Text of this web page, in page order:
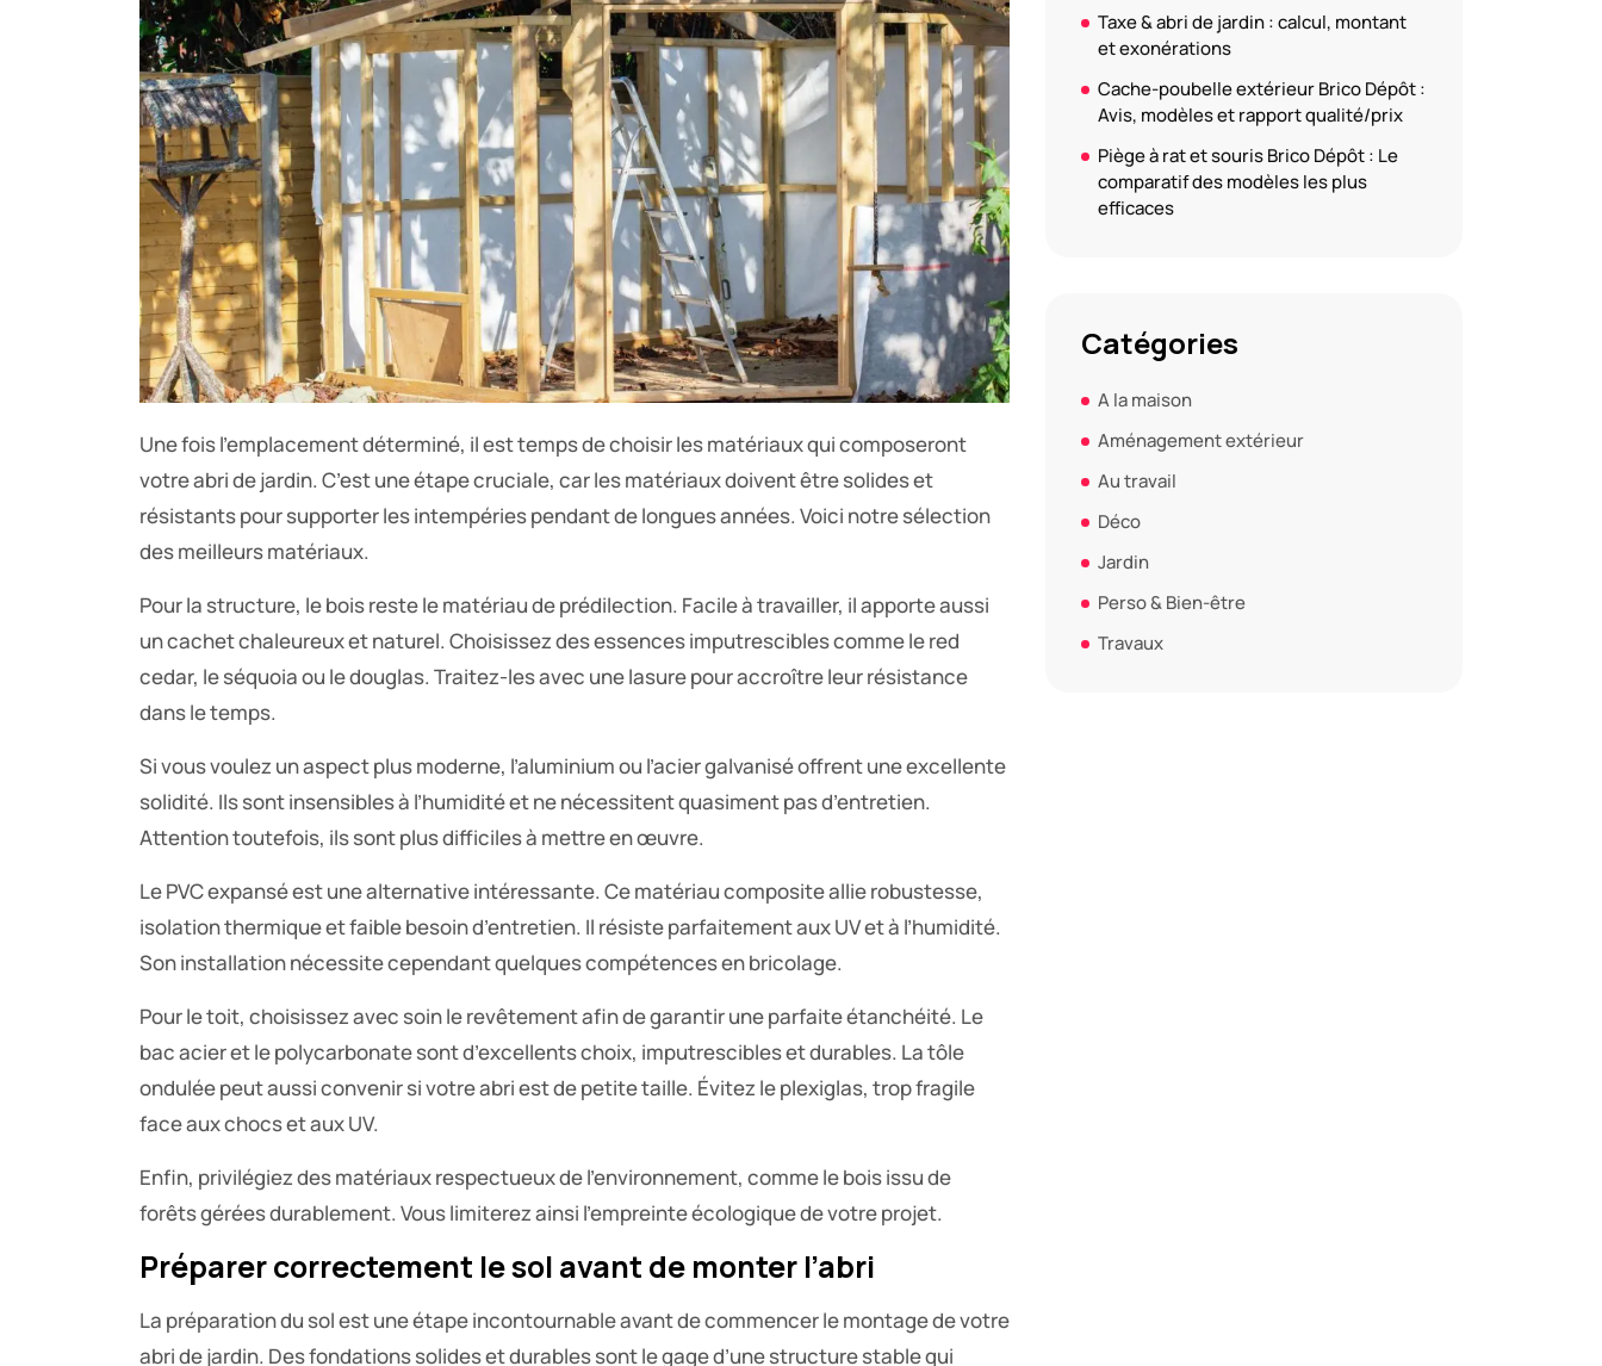
Une fois l’emplacement déterminé, il est temps de choisir les matériaux qui composeront
votre abri de jardin. C’est une étape cruciale, car les matériaux doivent être solides et
résistants pour supporter les intempéries pendant de longues années. Voici notre sélection
des meilleurs matériaux.
Pour la structure, le bois reste le matériau de prédilection. Facile à travailler, il apporte aussi
un cachet chaleureux et naturel. Choisissez des essences imputrescibles comme le red
cedar, le séquoia ou le douglas. Traitez-les avec une lasure pour accroître leur résistance
dans le temps.
Si vous voulez un aspect plus moderne, l’aluminium ou l’acier galvanisé offrent une excellente
solidité. Ils sont insensibles à l’humidité et ne nécessitent quasiment pas d’entretien.
Attention toutefois, ils sont plus difficiles à mettre en œuvre.
Le PVC expansé est une alternative intéressante. Ce matériau composite allie robustesse,
isolation thermique et faible besoin d’entretien. Il résiste parfaitement aux UV et à l’humidité.
Son installation nécessite cependant quelques compétences en bricolage.
Pour le toit, choisissez avec soin le revêtement afin de garantir une parfaite étanchéité. Le
bac acier et le polycarbonate sont d’excellents choix, imputrescibles et durables. La tôle
ondulée peut aussi convenir si votre abri est de petite taille. Évitez le plexiglas, trop fragile
face aux chocs et aux UV.
Enfin, privilégiez des matériaux respectueux de l’environnement, comme le bois issu de
forêts gérées durablement. Vous limiterez ainsi l’empreinte écologique de votre projet.
Préparer correctement le sol avant de monter l’abri
La préparation du sol est une étape incontournable avant de commencer le montage de votre
abri de jardin. Des fondations solides et durables sont le gage d’une structure stable qui
Taxe & abri de jardin : calcul, montant
et exonérations
Cache-poubelle extérieur Brico Dépôt :
Avis, modèles et rapport qualité/prix
Piège à rat et souris Brico Dépôt : Le
comparatif des modèles les plus
efficaces
Catégories
A la maison
Aménagement extérieur
Au travail
Déco
Jardin
Perso & Bien-être
Travaux